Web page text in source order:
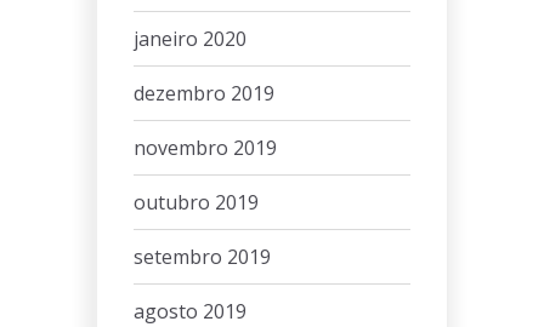
janeiro 2020
dezembro 2019
novembro 2019
outubro 2019
setembro 2019
agosto 2019